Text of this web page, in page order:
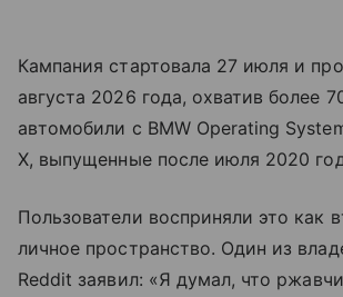
Кампания стартовала 27 июля и
августа 2026 года, охватив более
автомобили с BMW Operating
X, выпущенные после июля 2020
Пользователи восприняли это как
личное пространство. Один из
Reddit заявил: «Я думал, что